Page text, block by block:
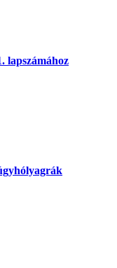
lapszámához